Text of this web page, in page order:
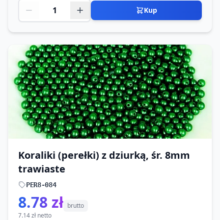
Kup
Koraliki (perełki) z dziurką, śr. 8mm
trawiaste
PER8-084
8.78 zł brutto
7.14 zł netto